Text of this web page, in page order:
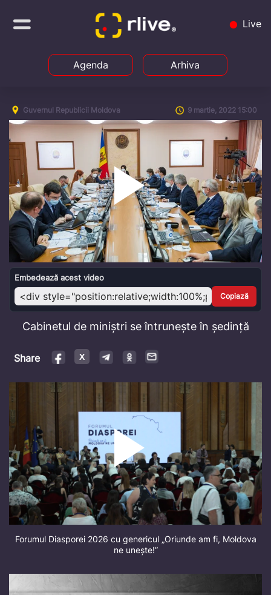
Live
Agenda Arhiva
Guvernul Republicii Moldova 9 martie, 2022 15:00
Play
Video
Embedează acest video
Copiază
Cabinetul de miniștri se întrunește în ședință
Share
Forumul Diasporei 2026 cu genericul „Oriunde am fi, Moldova
ne unește!”